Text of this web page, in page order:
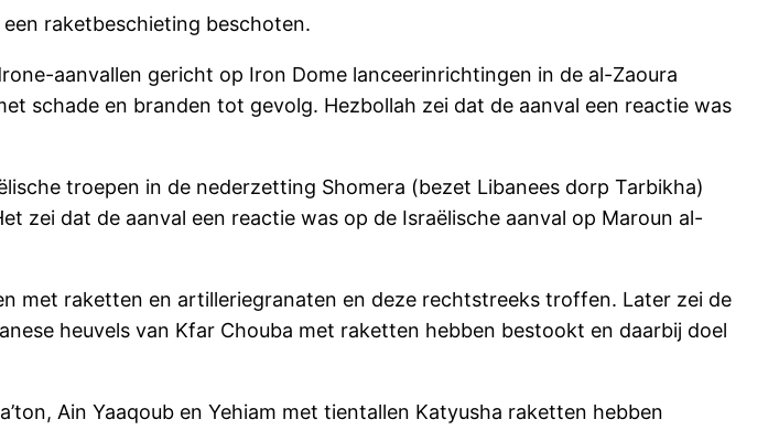
raketbeschieting beschoten.
aanvallen gericht op Iron Dome lanceerinrichtingen in de al-Zaoura
schade en branden tot gevolg. Hezbollah zei dat de aanval een reactie was
troepen in de nederzetting Shomera (bezet Libanees dorp Tarbikha)
zei dat de aanval een reactie was op de Israëlische aanval op Maroun al-
met raketten en artilleriegranaten en deze rechtstreeks troffen. Later zei de
heuvels van Kfar Chouba met raketten hebben bestookt en daarbij doel
Ain Yaaqoub en Yehiam met tientallen Katyusha raketten hebben